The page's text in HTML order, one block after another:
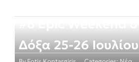
Δόξα 25-26 Ιουλίου